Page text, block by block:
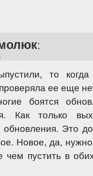
:
то
ее еще
боятся
Как только
Это
Новое, да,
чем пустить в